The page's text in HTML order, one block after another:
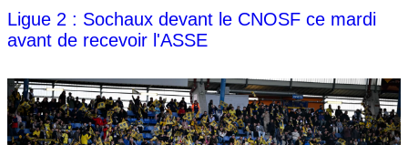
Ligue 2 : Sochaux devant le CNOSF ce mardi
avant de recevoir l'ASSE